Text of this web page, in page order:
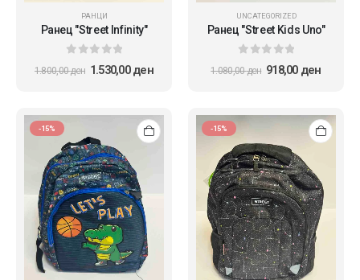
РАНЦИ
Ранец "Street Infinity"
out of 5
1.800,00ден 1.530,00ден
UNCATEGORIZED
Ранец "Street Kids Uno"
out of 5
1.080,00ден 918,00 ден
-15% -15%